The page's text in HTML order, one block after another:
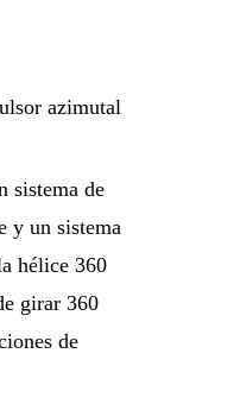
azimutal
sistema de
y un sistema
hélice 360
girar 360
de